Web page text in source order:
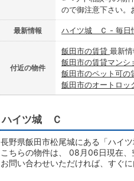
ので御注意下さい。
最新情報 ハイツ城 Ｃ - 毎日
付近の物件
飯田市の賃貸 最新
飯田市の賃貸マンシ
飯田市のペット可の
飯田市のオートロッ
ハイツ城 Ｃ
長野県飯田市松尾城にある「ハイ
こちらの物件は、 08月06日現在、
お問い合わせいただければ、すぐに